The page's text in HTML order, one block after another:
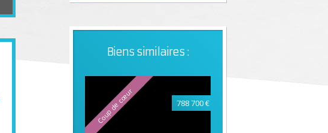
Biens similaires :
Coup de cœur 788 700 €